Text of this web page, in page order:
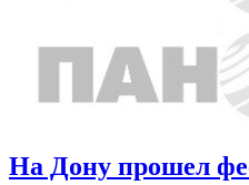
На Дону прошел